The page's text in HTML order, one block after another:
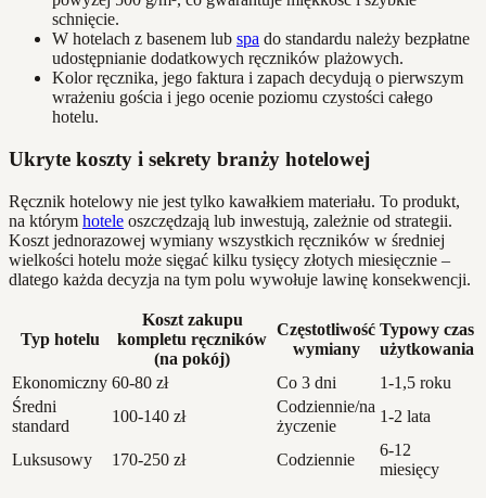
schnięcie.
W hotelach z basenem lub spa do standardu należy bezpłatne
udostępnianie dodatkowych ręczników plażowych.
Kolor ręcznika, jego faktura i zapach decydują o pierwszym
wrażeniu gościa i jego ocenie poziomu czystości całego
hotelu.
Ukryte koszty i sekrety branży hotelowej
Ręcznik hotelowy nie jest tylko kawałkiem materiału. To produkt,
na którym hotele oszczędzają lub inwestują, zależnie od strategii.
Koszt jednorazowej wymiany wszystkich ręczników w średniej
wielkości hotelu może sięgać kilku tysięcy złotych miesięcznie –
dlatego każda decyzja na tym polu wywołuje lawinę konsekwencji.
Typ hotelu
Koszt zakupu
kompletu ręczników
(na pokój)
Częstotliwość
wymiany
Typowy czas
użytkowania
Ekonomiczny 60-80 zł Co 3 dni
1-1,5 roku
Średni
standard
100-140 zł
Codziennie/na
życzenie
1-2 lata
Luksusowy 170-250 zł Codziennie
6-12
miesięcy